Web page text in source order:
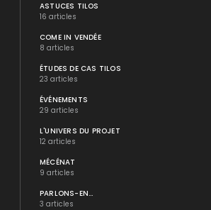
ASTUCES TILOS
16 articles
COME IN VENDÉE
8 articles
ÉTUDES DE CAS TILOS
23 articles
ÉVÉNEMENTS
29 articles
L'UNIVERS DU PROJET
12 articles
MÉCÉNAT
9 articles
PARLONS-EN...
3 articles